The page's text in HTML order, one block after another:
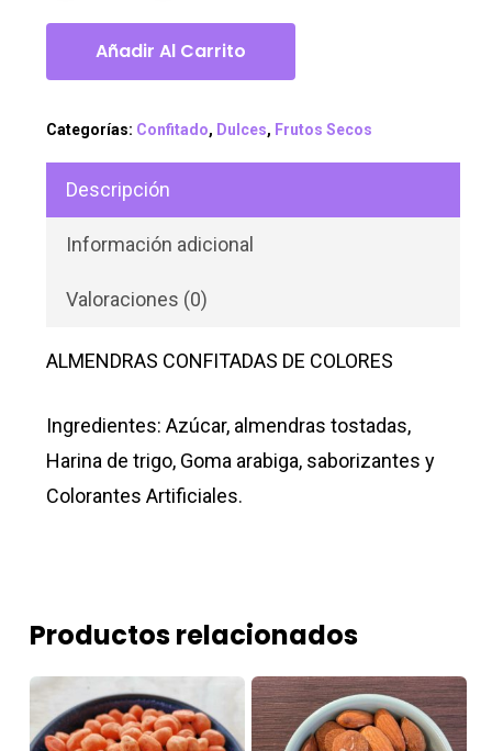
Añadir Al Carrito
Categorías: Confitado, Dulces, Frutos Secos
Descripción
Información adicional
Valoraciones (0)
ALMENDRAS CONFITADAS DE COLORES
Ingredientes: Azúcar, almendras tostadas,
Harina de trigo, Goma arabiga, saborizantes y
Colorantes Artificiales.
Productos relacionados